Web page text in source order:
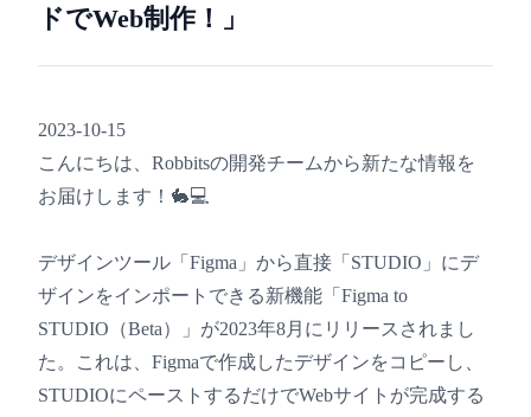
ドでWeb制作！」
2023-10-15
こんにちは、Robbitsの開発チームから新たな情報を
お届けします！🐇💻
デザインツール「Figma」から直接「STUDIO」にデ
ザインをインポートできる新機能「Figma to
STUDIO（Beta）」が2023年8月にリリースされまし
た。これは、Figmaで作成したデザインをコピーし、
STUDIOにペーストするだけでWebサイトが完成する